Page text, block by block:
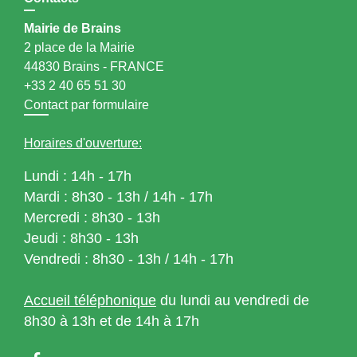
Mairie de Brains
2 place de la Mairie
44830 Brains - FRANCE
+33 2 40 65 51 30
Contact par formulaire
Horaires d'ouverture:
Lundi : 14h - 17h
Mardi : 8h30 - 13h / 14h - 17h
Mercredi : 8h30 - 13h
Jeudi : 8h30 - 13h
Vendredi : 8h30 - 13h / 14h - 17h
Accueil téléphonique du lundi au vendredi de
8h30 à 13h et de 14h à 17h